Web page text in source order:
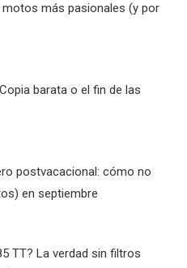
más pasionales (y por
barata o el fin de las
postvacacional: cómo no
en septiembre
TT? La verdad sin filtros